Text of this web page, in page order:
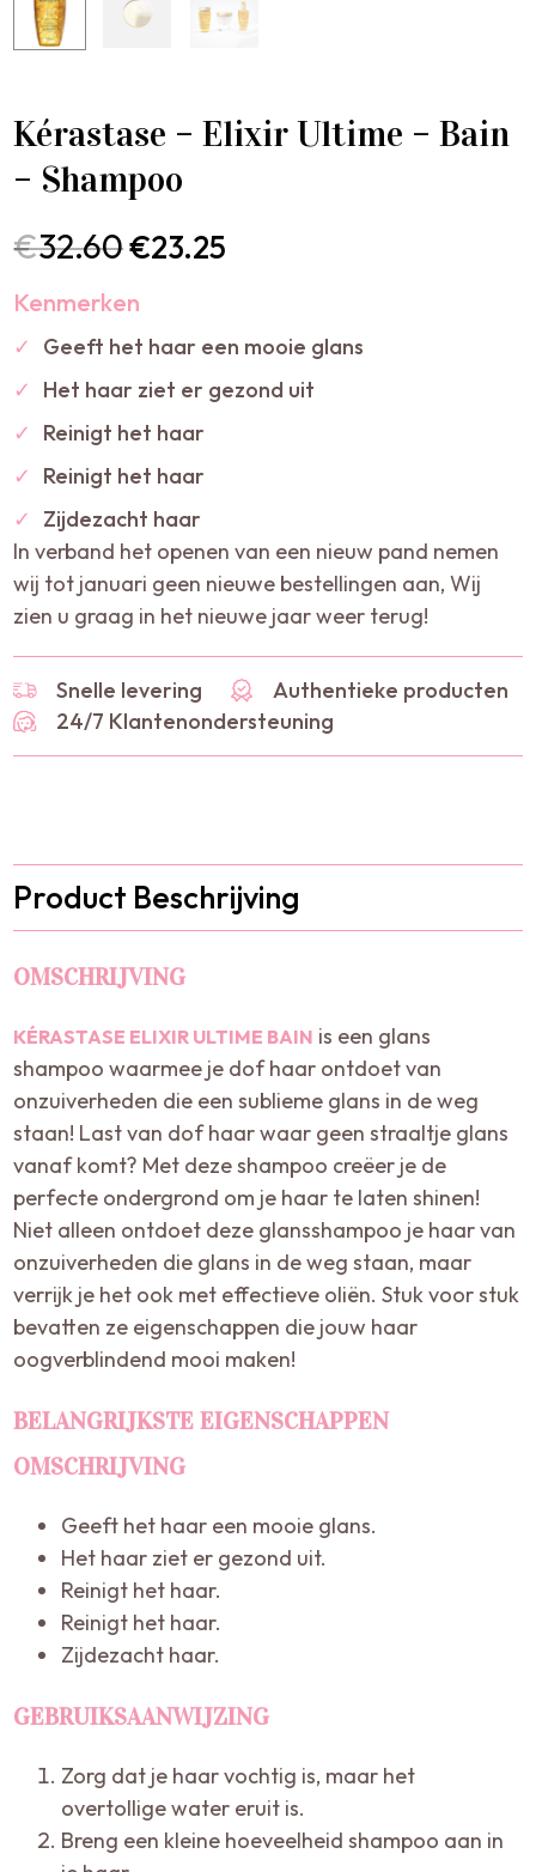
Kérastase – Elixir Ultime – Bain
– Shampoo
€32.60€23.25
Kenmerken
✓
Geeft het haar een mooie glans
✓
Het haar ziet er gezond uit
✓
Reinigt het haar
✓
Reinigt het haar
✓
Zijdezacht haar
In verband het openen van een nieuw pand nemen
wij tot januari geen nieuwe bestellingen aan, Wij
zien u graag in het nieuwe jaar weer terug!
Snelle levering
Authentieke producten
24/7 Klantenondersteuning
Product Beschrijving
OMSCHRIJVING
KÉRASTASE ELIXIR ULTIME BAIN is een glans
shampoo waarmee je dof haar ontdoet van
onzuiverheden die een sublieme glans in de weg
staan! Last van dof haar waar geen straaltje glans
vanaf komt? Met deze shampoo creëer je de
perfecte ondergrond om je haar te laten shinen!
Niet alleen ontdoet deze glansshampoo je haar van
onzuiverheden die glans in de weg staan, maar
verrijk je het ook met effectieve oliën. Stuk voor stuk
bevatten ze eigenschappen die jouw haar
oogverblindend mooi maken!
BELANGRIJKSTE EIGENSCHAPPEN
OMSCHRIJVING
Geeft het haar een mooie glans.
Het haar ziet er gezond uit.
Reinigt het haar.
Reinigt het haar.
Zijdezacht haar.
GEBRUIKSAANWIJZING
Zorg dat je haar vochtig is, maar het
overtollige water eruit is.
Breng een kleine hoeveelheid shampoo aan in